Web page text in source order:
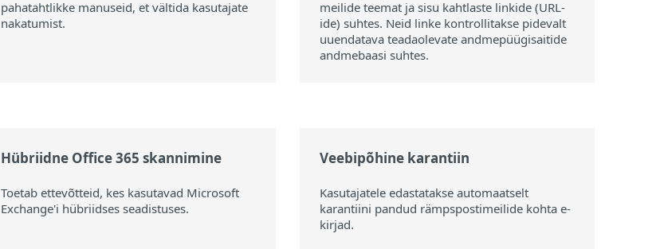
pahatahtlikke manuseid, et vältida kasutajate
nakatumist.
meilide teemat ja sisu kahtlaste linkide (URL-
ide) suhtes. Neid linke kontrollitakse pidevalt
uuendatava teadaolevate andmepüügisaitide
andmebaasi suhtes.
Hübriidne Office 365 skannimine
Toetab ettevõtteid, kes kasutavad Microsoft
Exchange'i hübriidses seadistuses.
Veebipõhine karantiin
Kasutajatele edastatakse automaatselt
karantiini pandud rämpspostimeilide kohta e-
kirjad.